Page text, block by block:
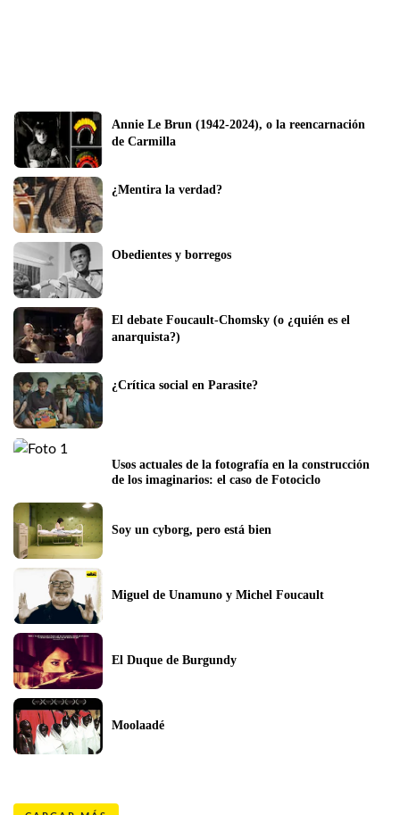
Annie Le Brun (1942-2024), o la reencarnación
de Carmilla
¿Mentira la verdad?
Obedientes y borregos
El debate Foucault-Chomsky (o ¿quién es el
anarquista?)
Usos actuales de la fotografía en la construcción
de los imaginarios: el caso de Fotociclo
Soy un cyborg, pero está bien
Miguel de Unamuno y Michel Foucault
El Duque de Burgundy
Moolaadé